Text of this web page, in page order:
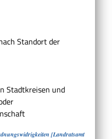
Standort der
Stadtkreisen und
[Landratsamt